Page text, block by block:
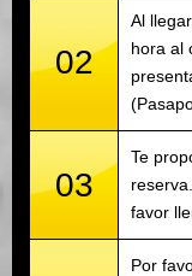
02
Al
hora al
03
Te
favor
Por